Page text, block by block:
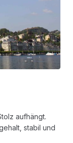
aufhängt.
stabil und